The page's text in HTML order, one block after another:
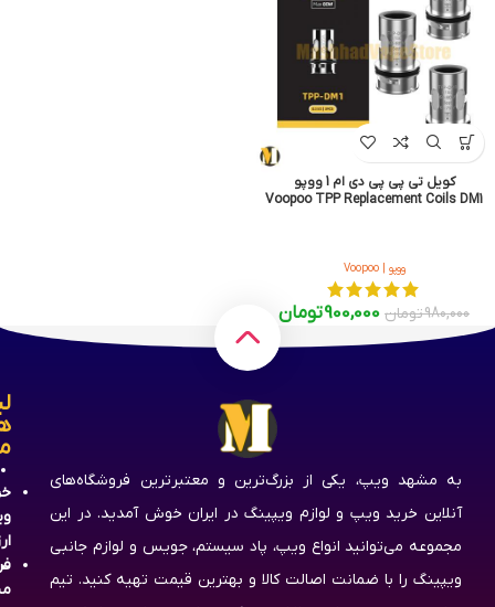
کویل تی پی پی دی ام 1 ووپو
Voopoo TPP Replacement Coils DM1
ووپو | Voopoo
980,000تومان 900,000تومان
به مشهد ویپ، یکی از بزرگ‌ترین و معتبرترین فروشگاه‌های
آنلاین خرید ویپ و لوازم ویپینگ در ایران خوش آمدید. در این
مجموعه می‌توانید انواع ویپ، پاد سیستم، جویس و لوازم جانبی
ویپینگ را با ضمانت اصالت کالا و بهترین قیمت تهیه کنید. تیم